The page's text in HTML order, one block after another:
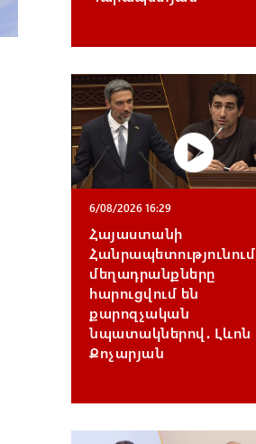
6/08/2026 16:29
Հայաստանի
Հանրապետությունում
մեղադրանքները
հարուցվում են
քարոզչական
նպատակներով․ Լևոն
Քոչարյան